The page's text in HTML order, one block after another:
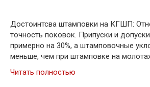
Достоинтсва штамповки на КГШП:
точность поковок. Припуски и
примерно на 30%, а штамповочные
меньше, чем при штамповке на
Читать полностью